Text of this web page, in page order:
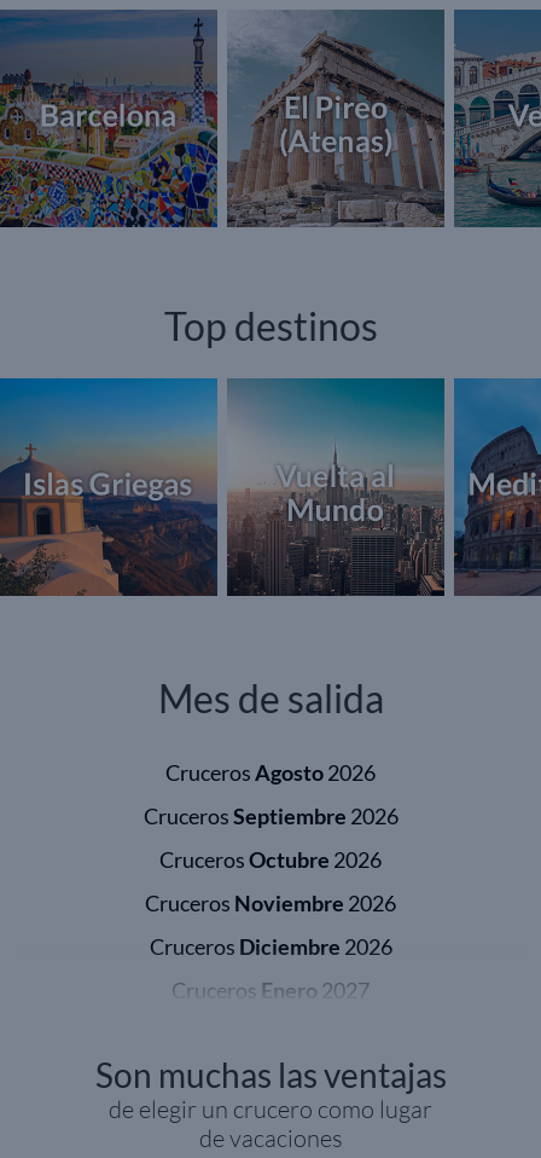
Top destinos
Mes de salida
CrucerosAgosto2026
CrucerosSeptiembre 2026
CrucerosOctubre 2026
Cruceros Noviembre 2026
Cruceros Diciembre 2026
Cruceros Enero 2027
CrucerosMarzo 2027
CrucerosAbril 2027
Son muchas las ventajas
de elegir un crucero como lugar
de vacaciones